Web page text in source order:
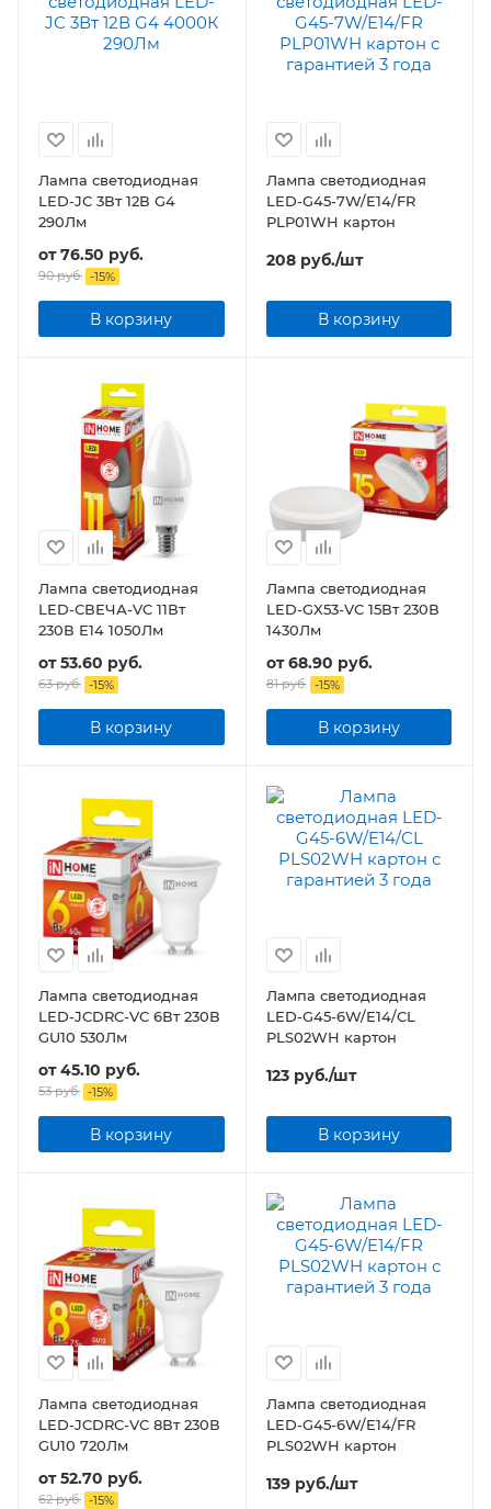
Лампа светодиодная
LED-JC 3Вт 12В G4
290Лм
от76.50 руб.
90 руб. -15%
В корзину
Лампа светодиодная
LED-G45-7W/E14/FR
PLP01WH картон
208руб./шт
В корзину
Лампа светодиодная
LED-СВЕЧА-VC 11Вт
230В Е14 1050Лм
от53.60 руб.
63 руб. -15%
В корзину
Лампа светодиодная
LED-GX53-VC 15Вт 230В
1430Лм
от68.90 руб.
81 руб. -15%
В корзину
Лампа светодиодная
LED-JCDRC-VC 6Вт 230В
GU10 530Лм
от45.10 руб.
53 руб. -15%
В корзину
Лампа светодиодная
LED-G45-6W/E14/CL
PLS02WH картон
123руб./шт
В корзину
Лампа светодиодная
LED-JCDRC-VC 8Вт 230В
GU10 720Лм
от52.70 руб.
62 руб. -15%
Лампа светодиодная
LED-G45-6W/E14/FR
PLS02WH картон
139руб./шт